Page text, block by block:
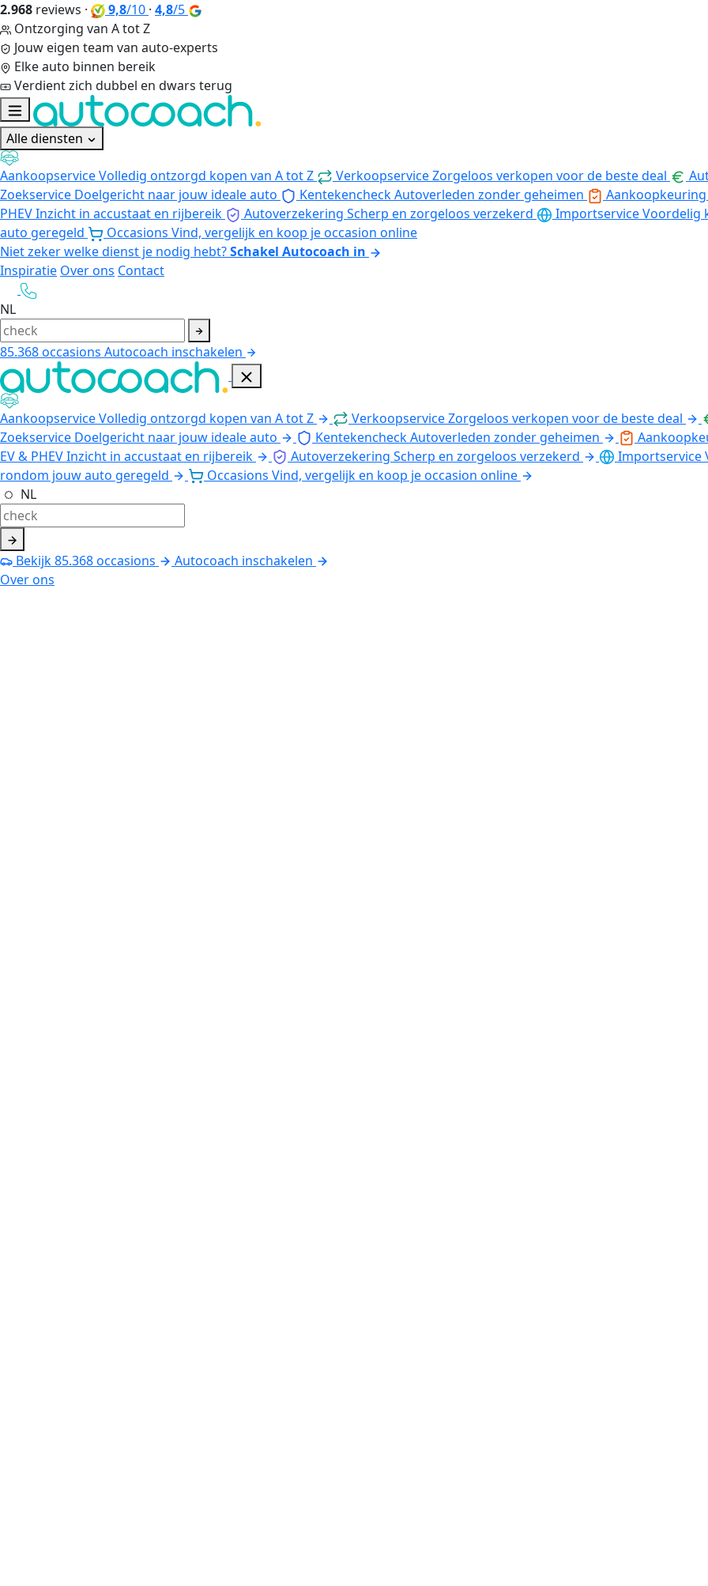
2.968 reviews · 9,8/10 · 4,8/5
Ontzorging van A tot Z
Jouw eigen team van auto-experts
Elke auto binnen bereik
Verdient zich dubbel en dwars terug
Alle diensten
AankoopserviceVolledig ontzorgd kopen van A tot Z VerkoopserviceZorgeloos verkopen voor de beste deal
Zoekservice Doelgericht naar jouw ideale auto KentekencheckAutoverleden zonder geheimen
Aankoopkeuring
PHEVInzicht in accustaat en rijbereik Autoverzekering Scherp en zorgeloos verzekerd ImportserviceVoordelig
auto geregeld
Occasions Vind, vergelijk en koop je occasion online
Niet zeker welke dienst je nodig hebt?Schakel Autocoach in
Inspiratie Over ons Contact
NL
85.368occasions Autocoach inschakelen
AankoopserviceVolledig ontzorgd kopen van A tot Z VerkoopserviceZorgeloos verkopen voor de beste deal
Zoekservice Doelgericht naar jouw ideale auto KentekencheckAutoverleden zonder geheimen
EV & PHEVInzicht in accustaat en rijbereik Autoverzekering Scherp en zorgeloos verzekerd Importservice
rondom jouw auto geregeld
Occasions Vind, vergelijk en koop je occasion online
NL
Bekijk85.368occasions
Autocoach inschakelen
Over ons